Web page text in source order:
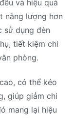
và hiệu quả
năng lượng hơn
sử dụng đèn
tiết kiệm chi
phòng.
có thể kéo
giúp giảm chi
mang lại hiệu